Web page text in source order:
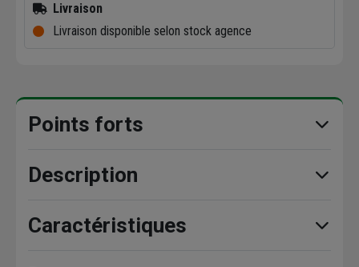
Livraison
Livraison disponible selon stock agence
Points forts
Description
Caractéristiques